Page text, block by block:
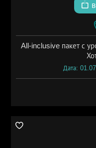
All-inclusive пакет с
Дата: